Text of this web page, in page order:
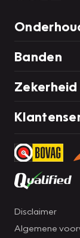
Banden
Zekerheid
Disclaimer
Algemene